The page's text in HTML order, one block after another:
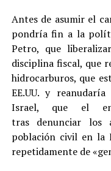
Antes de asumir el
pondría fin a la
Petro, que
disciplina fiscal, que
hidrocarburos, que
EE.UU. y
Israel, que el
tras denunciar los
población civil en la
repetidamente de